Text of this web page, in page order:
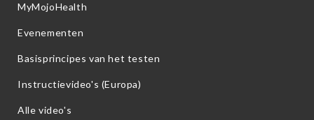
MyMojoHealth
Evenementen
Basisprincipes van het testen
Instructievideo's (Europa)
Alle video's